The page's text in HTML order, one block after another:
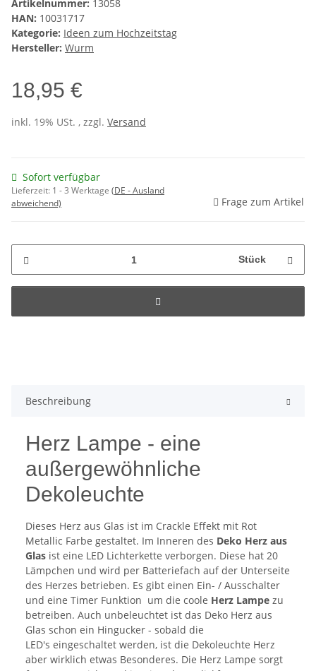
Artikelnummer: 13058
HAN: 10031717
Kategorie: Ideen zum Hochzeitstag
Hersteller: Wurm
18,95 €
inkl. 19% USt. , zzgl. Versand
Sofort verfügbar
Lieferzeit: 1 - 3 Werktage (DE - Ausland
abweichend)
Frage zum Artikel
Stück
Beschreibung
Herz Lampe - eine
außergewöhnliche
Dekoleuchte
Dieses Herz aus Glas ist im Crackle Effekt mit Rot
Metallic Farbe gestaltet. Im Inneren des Deko Herz aus
Glas ist eine LED Lichterkette verborgen. Diese hat 20
Lämpchen und wird per Batteriefach auf der Unterseite
des Herzes betrieben. Es gibt einen Ein- / Ausschalter
und eine Timer Funktion um die coole Herz Lampe zu
betreiben. Auch unbeleuchtet ist das Deko Herz aus
Glas schon ein Hingucker - sobald die
LED's eingeschaltet werden, ist die Dekoleuchte Herz
aber wirklich etwas Besonderes. Die Herz Lampe sorgt